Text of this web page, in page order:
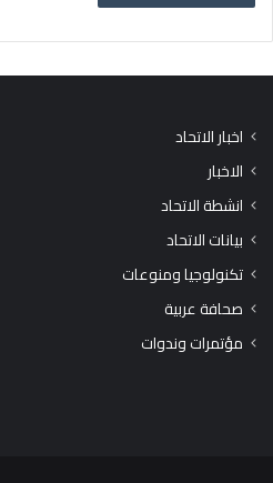
اخبار الاتحاد
الاخبار
انشطة الاتحاد
بيانات الاتحاد
تكنولوجيا ومنوعات
صحافة عربية
مؤتمرات وندوات